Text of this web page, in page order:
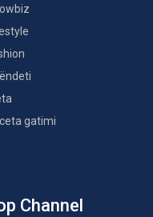
gatimi
Channel